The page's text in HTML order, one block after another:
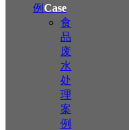
例Case
食
品
废
水
处
理
案
例